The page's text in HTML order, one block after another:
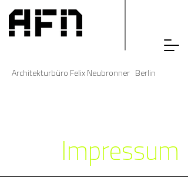
Architekturbüro Felix Neubronner Berlin
Impressum